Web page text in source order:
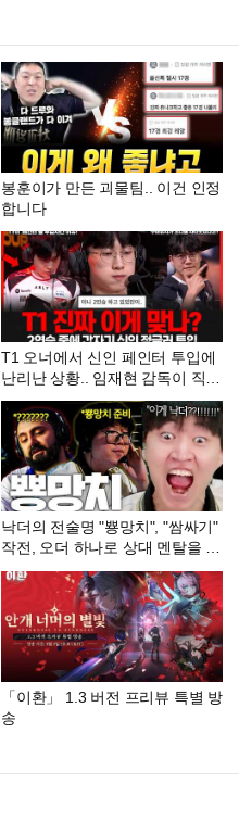
봉훈이가 만든 괴물팀.. 이건 인정
합니다
T1 오너에서 신인 페인터 투입에
난리난 상황.. 임재현 감독이 직접
밝힌 정글 교체 이유!
낙더의 전술명 "뿅망치", "쌈싸기"
작전, 오더 하나로 상대 멘탈을 부
숴버린 에피나 [GEN vs FS]
「이환」 1.3 버전 프리뷰 특별 방
송